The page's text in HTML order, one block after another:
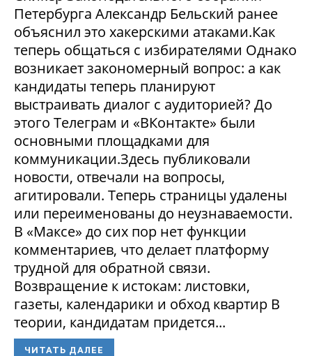
Петербурга Александр Бельский ранее
объяснил это хакерскими атаками.Как
теперь общаться с избирателями Однако
возникает закономерный вопрос: а как
кандидаты теперь планируют
выстраивать диалог с аудиторией? До
этого Телеграм и «ВКонтакте» были
основными площадками для
коммуникации.Здесь публиковали
новости, отвечали на вопросы,
агитировали. Теперь страницы удалены
или переименованы до неузнаваемости.
В «Максе» до сих пор нет функции
комментариев, что делает платформу
трудной для обратной связи.
Возвращение к истокам: листовки,
газеты, календарики и обход квартир В
теории, кандидатам придется...
ЧИТАТЬ ДАЛЕЕ